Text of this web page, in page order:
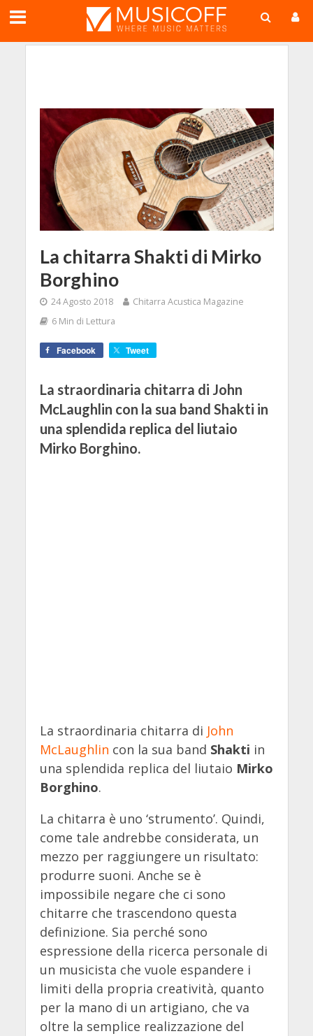
La chitarra Shakti di Mirko
Borghino
24 Agosto 2018
Chitarra Acustica Magazine
6 Min di Lettura
Facebook Tweet
La straordinaria chitarra di John
McLaughlin con la sua band Shakti in
una splendida replica del liutaio
Mirko Borghino.
La straordinaria chitarra di John
McLaughlin con la sua band Shakti in
una splendida replica del liutaio Mirko
Borghino.
La chitarra è uno ‘strumento’. Quindi,
come tale andrebbe considerata, un
mezzo per raggiungere un risultato:
produrre suoni. Anche se è
impossibile negare che ci sono
chitarre che trascendono questa
definizione. Sia perché sono
espressione della ricerca personale di
un musicista che vuole espandere i
limiti della propria creatività, quanto
per la mano di un artigiano, che va
oltre la semplice realizzazione del